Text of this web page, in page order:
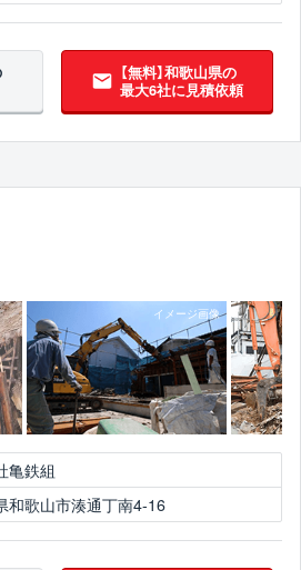
【無料】和歌山県の
最大6社に見積依頼
亀鉄組
和歌山市湊通丁南4-16